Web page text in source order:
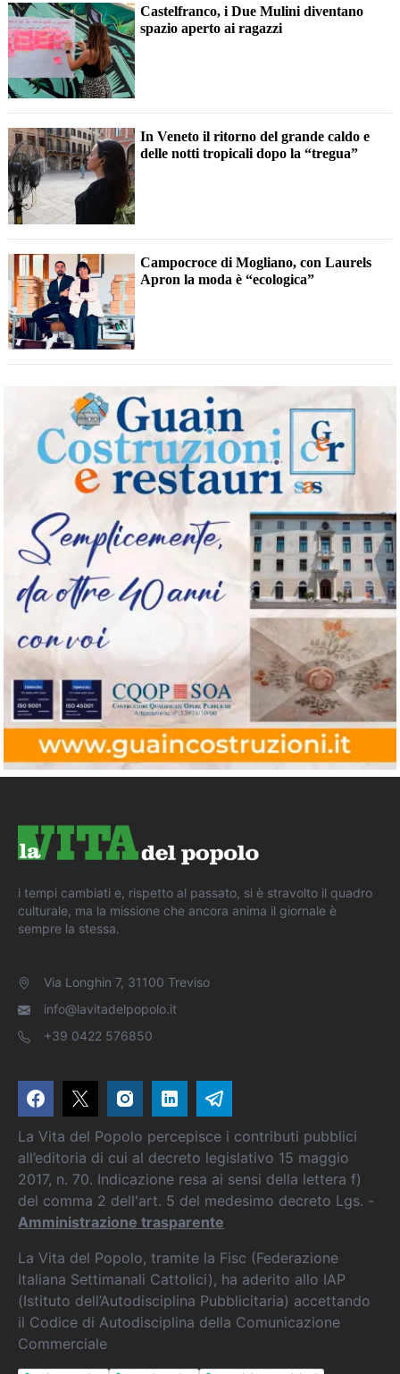
Castelfranco, i Due Mulini diventano
spazio aperto ai ragazzi
In Veneto il ritorno del grande caldo e
delle notti tropicali dopo la “tregua”
Campocroce di Mogliano, con Laurels
Apron la moda è “ecologica”
i tempi cambiati e, rispetto al passato, si è stravolto il quadro
culturale, ma la missione che ancora anima il giornale è
sempre la stessa.
Via Longhin 7, 31100 Treviso
info@lavitadelpopolo.it
+39 0422 576850
La Vita del Popolo percepisce i contributi pubblici
all’editoria di cui al decreto legislativo 15 maggio
2017, n. 70. Indicazione resa ai sensi della lettera f)
del comma 2 dell'art. 5 del medesimo decreto Lgs. -
Amministrazione trasparente
La Vita del Popolo, tramite la Fisc (Federazione
Italiana Settimanali Cattolici), ha aderito allo IAP
(Istituto dell’Autodisciplina Pubblicitaria) accettando
il Codice di Autodisciplina della Comunicazione
Commerciale